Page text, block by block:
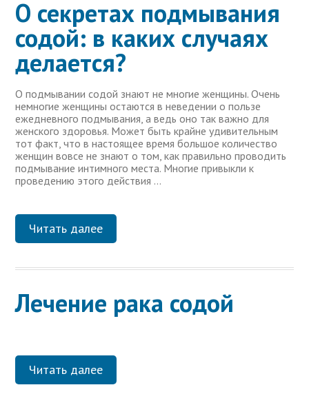
О секретах подмывания
содой: в каких случаях
делается?
О подмывании содой знают не многие женщины. Очень
немногие женщины остаются в неведении о пользе
ежедневного подмывания, а ведь оно так важно для
женского здоровья. Может быть крайне удивительным
тот факт, что в настоящее время большое количество
женщин вовсе не знают о том, как правильно проводить
подмывание интимного места. Многие привыкли к
проведению этого действия …
Читать далее
Лечение рака содой
Читать далее